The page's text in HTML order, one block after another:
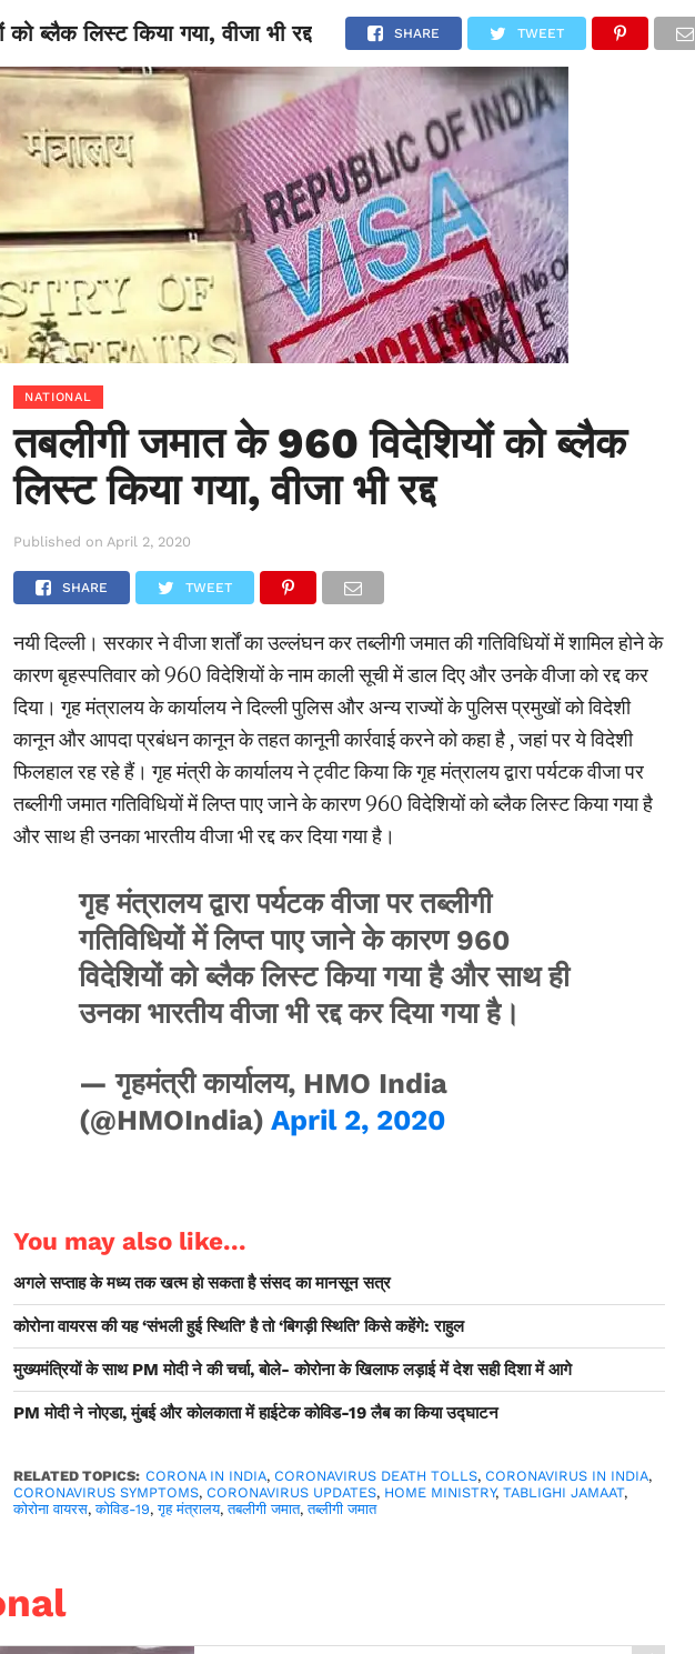
BIHAR NATIONAL SPORTS SCIENCE POLITICS INTERNATIONAL
ब्लैक लिस्ट किया गया, वीजा भी रद्द SHARE TWEET
NATIONAL
तबलीगी जमात के 960 विदेशियों को ब्लैक
लिस्ट किया गया, वीजा भी रद्द
Published on April 2, 2020
SHARE TWEET
नयी दिल्ली। सरकार ने वीजा शर्तों का उल्लंघन कर तब्लीगी जमात की गतिविधियों में शामिल होने के
कारण बृहस्पतिवार को 960 विदेशियों के नाम काली सूची में डाल दिए और उनके वीजा को रद्द कर
दिया। गृह मंत्रालय के कार्यालय ने दिल्ली पुलिस और अन्य राज्यों के पुलिस प्रमुखों को विदेशी
कानून और आपदा प्रबंधन कानून के तहत कानूनी कार्रवाई करने को कहा है , जहां पर ये विदेशी
फिलहाल रह रहे हैं। गृह मंत्री के कार्यालय ने ट्वीट किया कि गृह मंत्रालय द्वारा पर्यटक वीजा पर
तब्लीगी जमात गतिविधियों में लिप्त पाए जाने के कारण 960 विदेशियों को ब्लैक लिस्ट किया गया है
और साथ ही उनका भारतीय वीजा भी रद्द कर दिया गया है।
गृह मंत्रालय द्वारा पर्यटक वीजा पर तब्लीगी
गतिविधियों में लिप्त पाए जाने के कारण 960
विदेशियों को ब्लैक लिस्ट किया गया है और साथ ही
उनका भारतीय वीजा भी रद्द कर दिया गया है।
— गृहमंत्री कार्यालय, HMO India
(@HMOIndia)April 2, 2020
You may also like...
अगले सप्ताह के मध्य तक खत्म हो सकता है संसद का मानसून सत्र
कोरोना वायरस की यह ‘संभली हुई स्थिति’ है तो ‘बिगड़ी स्थिति’ किसे कहेंगे: राहुल
मुख्यमंत्रियों के साथ PM मोदी ने की चर्चा, बोले- कोरोना के खिलाफ लड़ाई में देश सही दिशा में आगे
PM मोदी ने नोएडा, मुंबई और कोलकाता में हाईटेक कोविड-19 लैब का किया उद्घाटन
RELATED TOPICS: CORONA IN INDIA,CORONAVIRUS DEATH TOLLS,CORONAVIRUS IN INDIA,
CORONAVIRUS SYMPTOMS,CORONAVIRUS UPDATES, HOME MINISTRY,TABLIGHI JAMAAT,
कोरोना वायरस,कोविड-19,गृह मंत्रालय,तबलीगी जमात,तब्लीगी जमात